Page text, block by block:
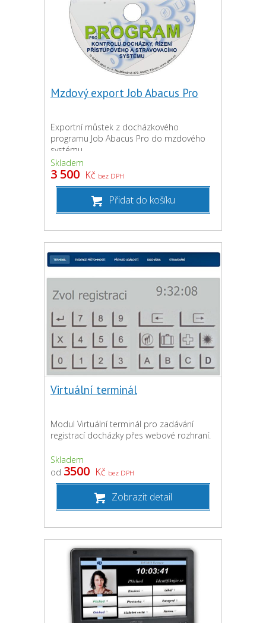
Mzdový export Job Abacus Pro
Exportní můstek z docházkového
programu Job Abacus Pro do mzdového
systému
Skladem
3 500 Kč bez DPH
Přidat do košíku
Virtuální terminál
Modul Virtuální terminál pro zadávání
registrací docházky přes webové rozhraní.
Skladem
od 3500 Kč bez DPH
Zobrazit detail